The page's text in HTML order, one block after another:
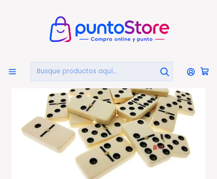
JUGUETES Y JUEGOS Juegos De Mesa Y Cartas
Domino Juego Clásico De 28 Piezas Blancas - Ps